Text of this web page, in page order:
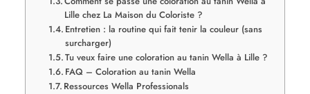
Lille chez La Maison du Coloriste ?
Entretien : la routine qui fait tenir la couleur (sans
surcharger)
Tu veux faire une coloration au tanin Wella à Lille ?
FAQ – Coloration au tanin Wella
Ressources Wella Professionals